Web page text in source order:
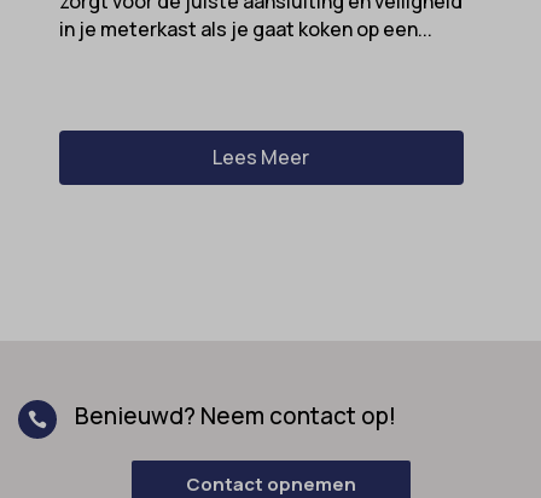
in je meterkast als je gaat koken op een...
Lees Meer
 Benieuwd? Neem contact op!
Contact opnemen